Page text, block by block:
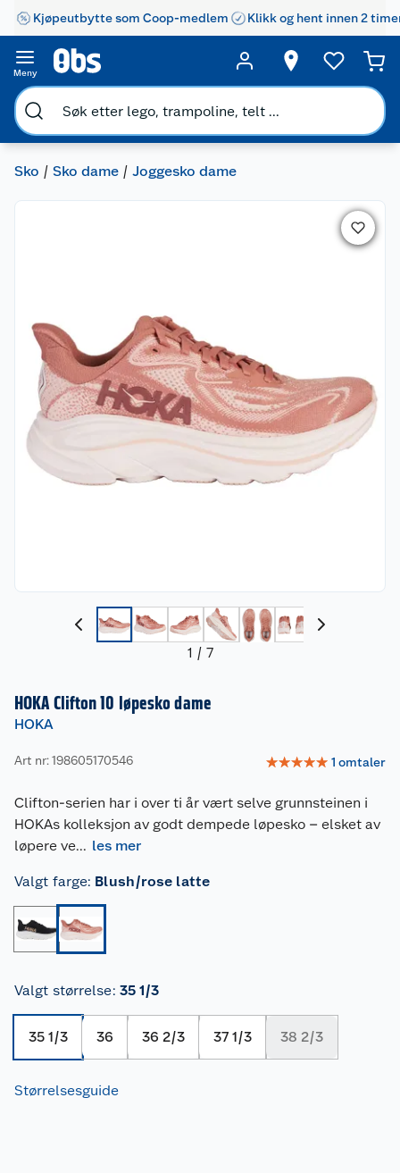
Kjøpeutbytte som Coop-medlem Klikk og hent innen 2
Meny
Sko Sko dame Joggesko dame
1 / 7
HOKA Clifton 10 løpesko dame
HOKA
Art nr: 198605170546 ☆☆☆☆☆ 1 omtaler
Clifton-serien har i over ti år vært selve grunnsteinen i
HOKAs kolleksjon av godt dempede løpesko – elsket av
løpere ve... les mer
Valgt farge: Blush/rose latte
Valgt størrelse: 35 1/3
35 1/3 36 36 2/3 37 1/3 38 2/3
Størrelsesguide